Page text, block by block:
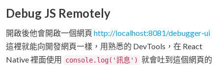
Debug JS Remotely
開啟後他會開啟一個網頁 http://localhost:8081/debugger-ui
這裡就能向開發網頁一樣，用熟悉的 DevTools，在 React
Native 裡面使用
console.log('訊息') 就會吐到這個網頁的